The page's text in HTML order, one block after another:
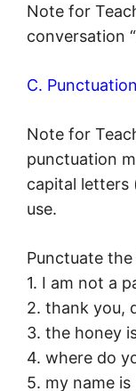
Note for
conversation
C. Punctuation
Note for
punctuation
capital
use.
Punctuate
1. I am not a
2. thank you,
3. the honey
4. where do
5. my name is